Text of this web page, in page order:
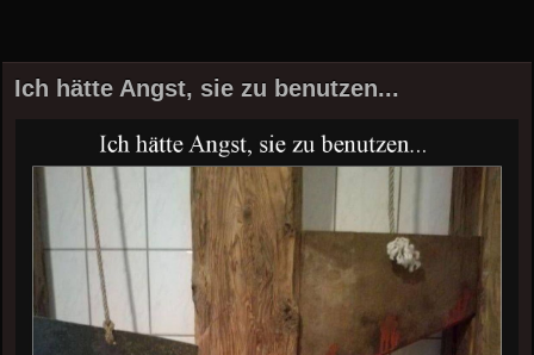
Ich hätte Angst, sie zu benutzen...